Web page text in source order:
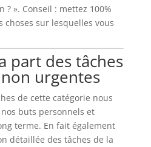
? ». Conseil : mettez 100%
choses sur lesquelles vous
part des tâches
urgentes
de cette catégorie nous
buts personnels et
terme. En fait également
détaillée des tâches de la